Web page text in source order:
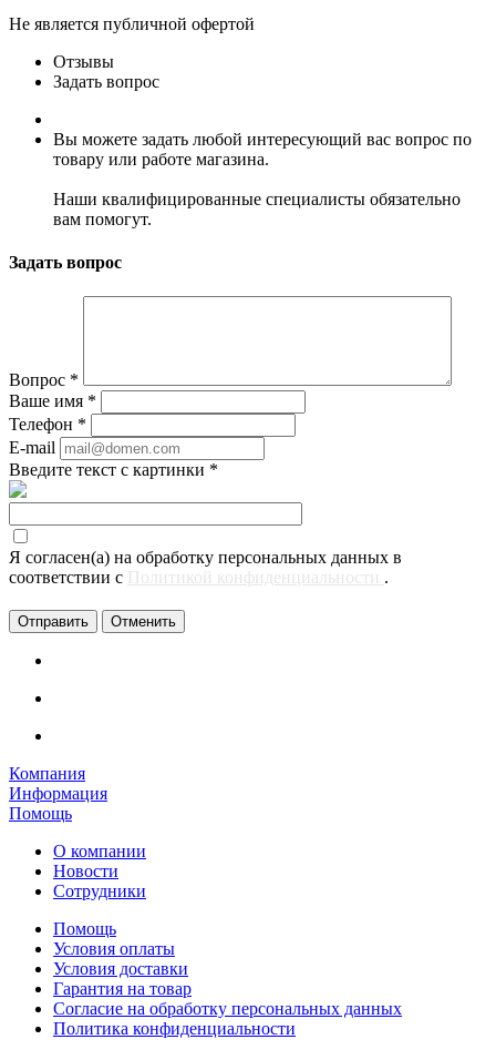
Не является публичной офертой
Отзывы
Задать вопрос
Вы можете задать любой интересующий вас вопрос по
товару или работе магазина.
Наши квалифицированные специалисты обязательно
вам помогут.
Задать вопрос
Вопрос *
Ваше имя *
Телефон *
E-mail
Введите текст с картинки *
Я согласен(а) на обработку персональных данных в
соответствии с Политикой конфиденциальности .
Отменить
Компания
Информация
Помощь
О компании
Новости
Сотрудники
Помощь
Условия оплаты
Условия доставки
Гарантия на товар
Согласие на обработку персональных данных
Политика конфиденциальности